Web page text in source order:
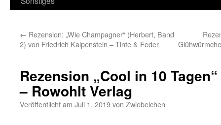
← Rezension: „Wie Champagner“ (Herbert, Band
2) von Friedrich Kalpenstein – Tinte & Feder
Rezension „Cool in 10
– Rowohlt Verlag
Veröffentlicht am Juli 1, 2019von Zwiebelchen